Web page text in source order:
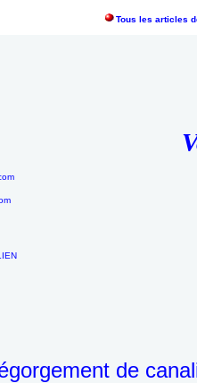
Tous les articles
de